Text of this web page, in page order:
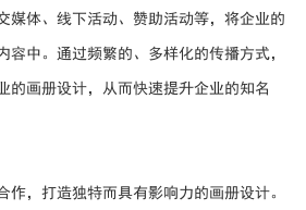
媒体、线下活动、赞助活动等，将企业的
容中。通过频繁的、多样化的传播方式，
的画册设计，从而快速提升企业的知名
作，打造独特而具有影响力的画册设计。